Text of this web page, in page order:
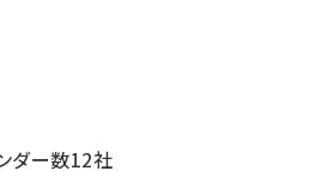
ダー数12社